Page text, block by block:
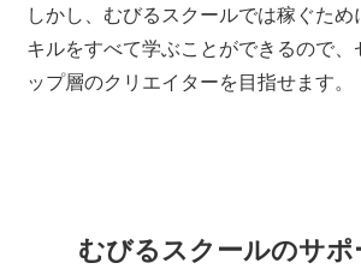
しかし、むびるスクールでは稼ぐため
キルをすべて学ぶことができるので、
ップ層のクリエイターを目指せます。
むびるスクールのサポ